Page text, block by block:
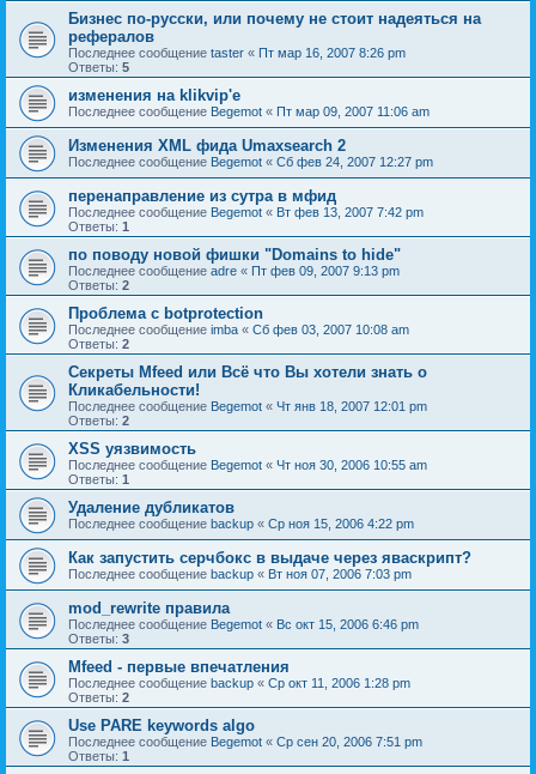
Бизнес по-русски, или почему не стоит надеяться на
рефералов
Последнее сообщение taster « Пт мар 16, 2007 8:26 pm
Ответы: 5
изменения на klikvip'е
Последнее сообщение Begemot « Пт мар 09, 2007 11:06 am
Изменения XML фида Umaxsearch 2
Последнее сообщение Begemot « Сб фев 24, 2007 12:27 pm
перенаправление из сутра в мфид
Последнее сообщение Begemot « Вт фев 13, 2007 7:42 pm
Ответы: 1
по поводу новой фишки "Domains to hide"
Последнее сообщение adre « Пт фев 09, 2007 9:13 pm
Ответы: 2
Проблема с botprotection
Последнее сообщение imba « Сб фев 03, 2007 10:08 am
Ответы: 2
Секреты Mfeed или Всё что Вы хотели знать о
Кликабельности!
Последнее сообщение Begemot « Чт янв 18, 2007 12:01 pm
Ответы: 2
XSS уязвимость
Последнее сообщение Begemot « Чт ноя 30, 2006 10:55 am
Ответы: 1
Удаление дубликатов
Последнее сообщение backup « Ср ноя 15, 2006 4:22 pm
Как запустить серчбокс в выдаче через яваскрипт?
Последнее сообщение backup « Вт ноя 07, 2006 7:03 pm
mod_rewrite правила
Последнее сообщение Begemot « Вс окт 15, 2006 6:46 pm
Ответы: 3
Mfeed - первые впечатления
Последнее сообщение backup « Ср окт 11, 2006 1:28 pm
Ответы: 2
Use PARE keywords algo
Последнее сообщение Begemot « Ср сен 20, 2006 7:51 pm
Ответы: 1